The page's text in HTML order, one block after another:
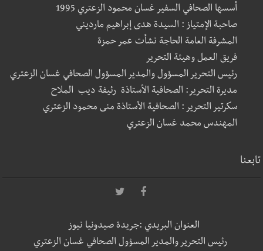
أسسها الصحافي السفير غسان محمود الزعتري 1995
صاحبة الإمتياز : السيدة هدى إبراهيم مارديني
المشرفة العامة الحاجة نشأت عمر حمزة
فريق العمل وهيئة التحرير
رئيس التحرير المسؤول والمدير المسؤول الصحافي غسان الزعتري
مديرة التحرير: الصحافية الأستاذة رئيفة ديب الملاح
سكرتير التحرير : الصحافية الأستاذة منى محمود الزعتري
المهندس محمد غسان الزعتري
تابعنا
العنوان البريدي :جريدة صيدونيا نيوز
رئيس التحرير والمدير المسؤول الصحافي غسان الزعتري